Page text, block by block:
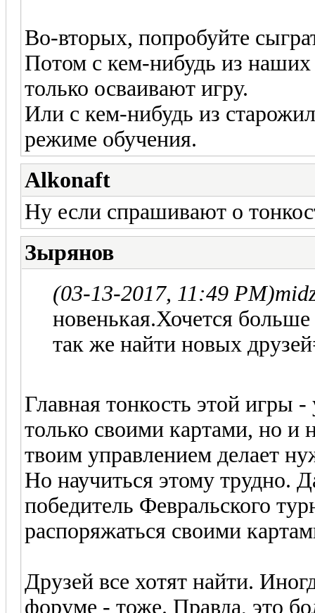
Во-вторых, попробуйте
Потом с кем-нибудь из
только осваивают игру.
Или с кем-нибудь из
режиме обучения.
Alkonaft
Ну если спрашивают о
Зырянов
(03-13-2017, 11:49 PM)
новенькая.Хочется
так же найти новых
Главная тонкость этой игры
только своими картами, но и
твоим управлением делает
Но научиться этому трудно.
победитель Февральского
распоряжаться своими
Друзей все хотят найти.
форуме - тоже. Правда, это